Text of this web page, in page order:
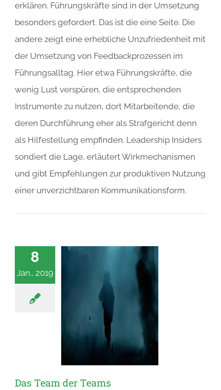
erklären. Führungskräfte sind in der Umsetzung
besonders gefordert. Das ist die eine Seite. Die
andere zeigt eine erhebliche Unzufriedenheit mit
der Umsetzung von Feedbackprozessen im
Führungsalltag. Hier etwa Führungskräfte, die
wenig Lust verspüren, die entsprechenden
Instrumente zu nutzen, dort Mitarbeitende, die
deren Durchführung eher als Strafgericht denn
als Hilfestellung empfinden. Leadership Insiders
sondiert die Lage, erläutert Wirkmechanismen
und gibt Empfehlungen zur produktiven Nutzung
einer unverzichtbaren Kommunikationsform.
8
Jan., 2019
Das Team der Teams